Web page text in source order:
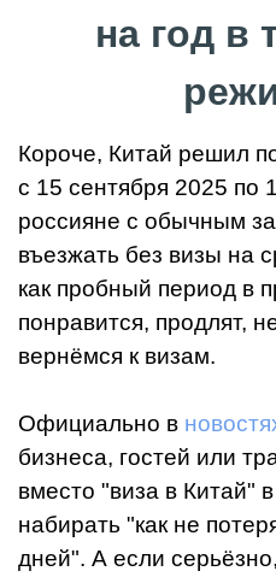
на год в
Короче, Китай решил
с 15 сентября 2025 по
россияне с обычным
въезжать без визы на
как пробный период в
понравится, продлят,
вернёмся к визам.
Официально в
бизнеса, гостей или
вместо "виза в Китай"
набирать "как не
дней". А если